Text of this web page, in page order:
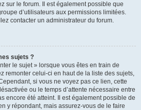
sur le forum. Il est également possible que
d’utilisateurs aux permissions limitées.
contacter un administrateur du forum.
sujets ?
le sujet » lorsque vous êtes en train de
remonter celui-ci en haut de la liste des sujets,
si vous ne voyez pas ce lien, cette
ou le temps d’attente nécessaire entre
encore été atteint. Il est également possible de
y répondant, mais assurez-vous de le faire